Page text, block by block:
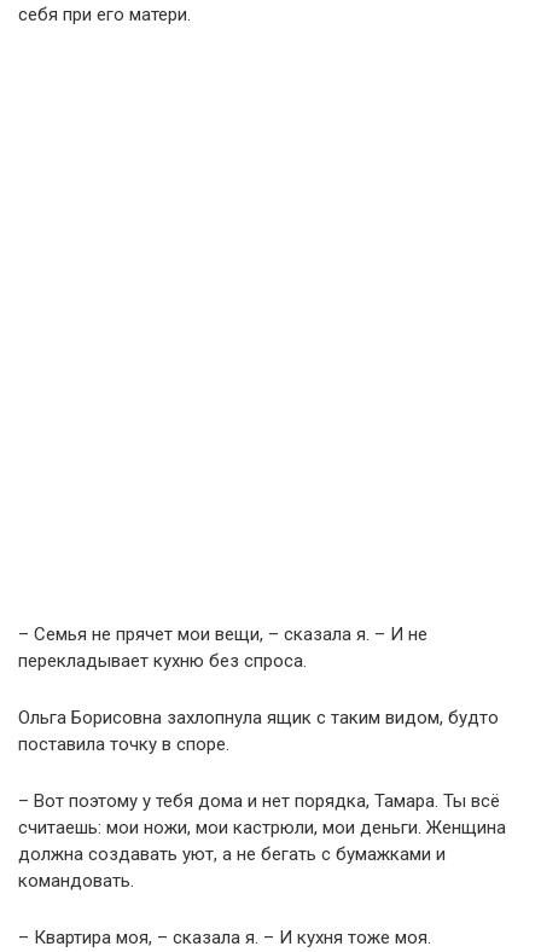
себя при его матери.
– Семья не прячет мои вещи, – сказала я. – И не
перекладывает кухню без спроса.
Ольга Борисовна захлопнула ящик с таким видом, будто
поставила точку в споре.
– Вот поэтому у тебя дома и нет порядка, Тамара. Ты всё
считаешь: мои ножи, мои кастрюли, мои деньги. Женщина
должна создавать уют, а не бегать с бумажками и
командовать.
– Квартира моя, – сказала я. – И кухня тоже моя.